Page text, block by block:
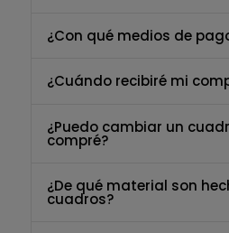
¿Con qué medios de
¿Cuándo recibiré mi
¿Puedo cambiar un
compré?
¿De qué material son
cuadros?